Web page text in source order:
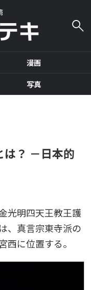
漫画
写真
？ －日本的
光明四天王教王護
、真言宗東寺派の
西に位置する。